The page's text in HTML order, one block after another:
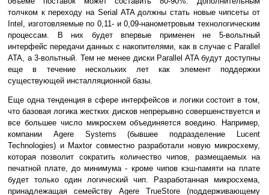
толчком к переходу на Serial ATA должны стать новые чипсеты от
Intel, изготовляемые по 0,11- и 0,09-нанометровым технологическим
процессам. В них будет впервые применен не 5-вольтный
интерфейс передачи данных с накопителями, как в случае с Parallel
ATA, а 3-вольтный. Тем не менее диски Parallel ATA будут доступны
еще в течение нескольких лет как элемент поддержки
существующей инсталляционной базы.
Еще одна тенденция в сфере интерфейсов и логики состоит в том,
что базовая логика жестких дисков непрерывно совершенствуется и
все большее число микросхем объединяется воедино. Например,
компании Agere Systems (бывшее подразделение Lucent
Technologies) и Maxtor совместно разработали новую микросхему,
которая позволит сократить количество чипов, размещаемых на
печатной плате, до минимума - кроме чипов кэш-памяти на плате
будет только один логический чип. Разработанная микросхема,
принадлежащая семейству Agere TrueStore (поддерживающему